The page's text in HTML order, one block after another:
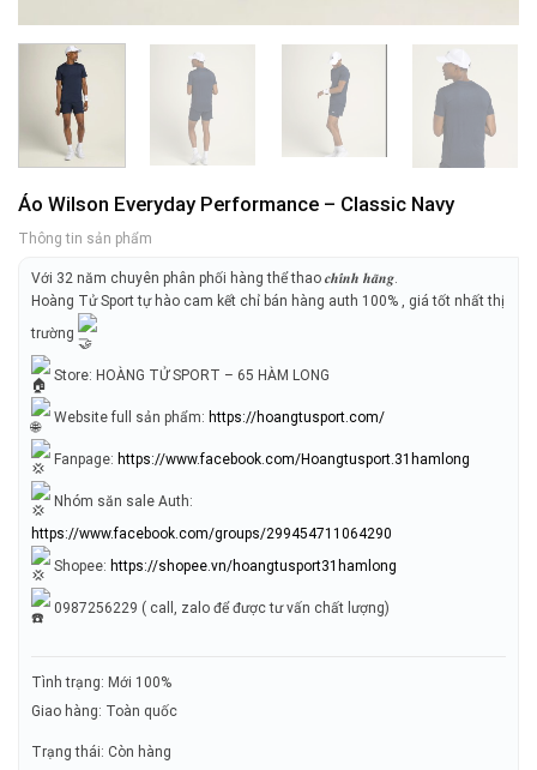
Áo Wilson Everyday Performance – Classic Navy
Thông tin sản phẩm
Với 32 năm chuyên phân phối hàng thể thao 𝒄𝒉𝒊́𝒏𝒉 𝒉𝒂̃𝒏𝒈.
Hoàng Tử Sport tự hào cam kết chỉ bán hàng auth 100% , giá tốt nhất thị
trường
Store: HOÀNG TỬ SPORT – 65 HÀM LONG
Website full sản phẩm: https://hoangtusport.com/
Fanpage: https://www.facebook.com/Hoangtusport.31hamlong
Nhóm săn sale Auth:
https://www.facebook.com/groups/299454711064290
Shopee: https://shopee.vn/hoangtusport31hamlong
0987256229 ( call, zalo để được tư vấn chất lượng)
Tình trạng: Mới 100%
Giao hàng: Toàn quốc
Trạng thái: Còn hàng